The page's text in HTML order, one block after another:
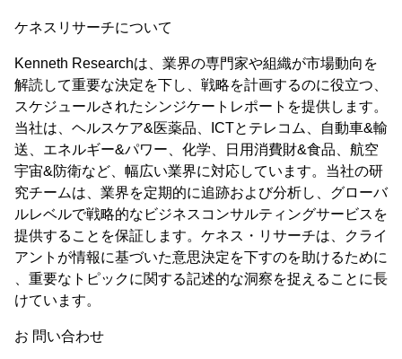
ケネスリサーチについて
Kenneth Researchは、業界の専門家や組織が市場動向を
解読して重要な決定を下し、戦略を計画するのに役立つ、
スケジュールされたシンジケートレポートを提供します。
当社は、ヘルスケア&医薬品、ICTとテレコム、自動車&輸
送、エネルギー&パワー、化学、日用消費財&食品、航空
宇宙&防衛など、幅広い業界に対応しています。当社の研
究チームは、業界を定期的に追跡および分析し、グローバ
ルレベルで戦略的なビジネスコンサルティングサービスを
提供することを保証します。ケネス・リサーチは、クライ
アントが情報に基づいた意思決定を下すのを助けるために
、重要なトピックに関する記述的な洞察を捉えることに長
けています。
お 問い合わせ